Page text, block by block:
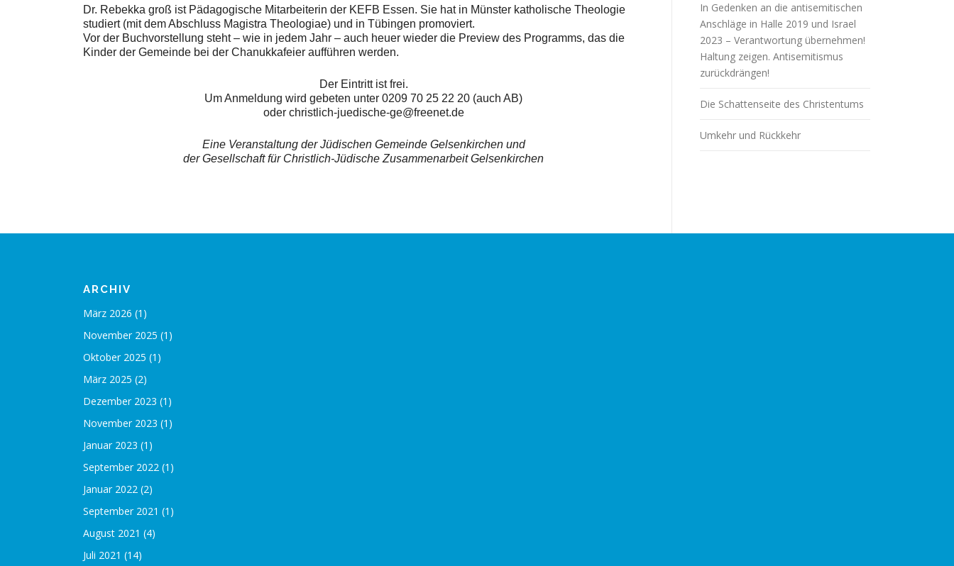
Dr. Rebekka groß ist Pädagogische Mitarbeiterin der KEFB Essen. Sie hat in Münster katholische Theologie
studiert (mit dem Abschluss Magistra Theologiae) und in Tübingen promoviert.
Vor der Buchvorstellung steht – wie in jedem Jahr – auch heuer wieder die Preview des Programms, das die
Kinder der Gemeinde bei der Chanukkafeier aufführen werden.
Der Eintritt ist frei.
Um Anmeldung wird gebeten unter 0209 70 25 22 20 (auch AB)
oder christlich-juedische-ge@freenet.de
Eine Veranstaltung der Jüdischen Gemeinde Gelsenkirchen und
der Gesellschaft für Christlich-Jüdische Zusammenarbeit Gelsenkirchen
In Gedenken an die antisemitischen
Anschläge in Halle 2019 und Israel
2023 – Verantwortung übernehmen!
Haltung zeigen. Antisemitismus
zurückdrängen!
Die Schattenseite des Christentums
Umkehr und Rückkehr
ARCHIV
März 2026 (1)
November 2025 (1)
Oktober 2025 (1)
März 2025 (2)
Dezember 2023 (1)
November 2023 (1)
Januar 2023 (1)
September 2022 (1)
Januar 2022 (2)
September 2021 (1)
August 2021 (4)
Juli 2021 (14)